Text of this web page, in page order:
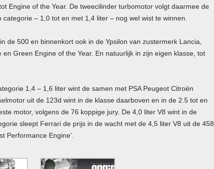
Engine of the Year. De tweecilinder turbomotor volgt daarmee de
– 1,0 tot en met 1,4 liter – nog wel wist te winnen.
de 500 en binnenkort ook in de Ypsilon van zustermerk Lancia,
Green Engine of the Year. En natuurlijk in zijn eigen klasse, tot
1,4 – 1,6 liter wint de samen met PSAPeugeot Citroën
uit de 123d wint in de klasse daarboven en in de 2.5 tot en
motor, volgens de 76 koppige jury. De 4,0 liter V8 wint in de
sleept Ferrari de prijs in de wacht met de 4,5 liter V8 uit de 458
Performance Engine’.